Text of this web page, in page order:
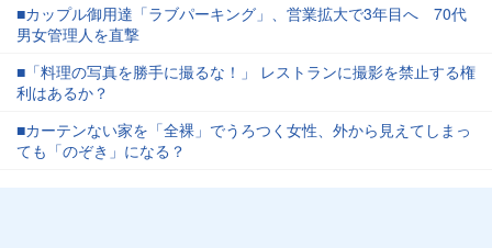
■カップル御用達「ラブパーキング」、営業拡大で3年目へ 70代
男女管理人を直撃
■「料理の写真を勝手に撮るな！」 レストランに撮影を禁止する権
利はあるか？
■カーテンない家を「全裸」でうろつく女性、外から見えてしまっ
ても「のぞき」になる？